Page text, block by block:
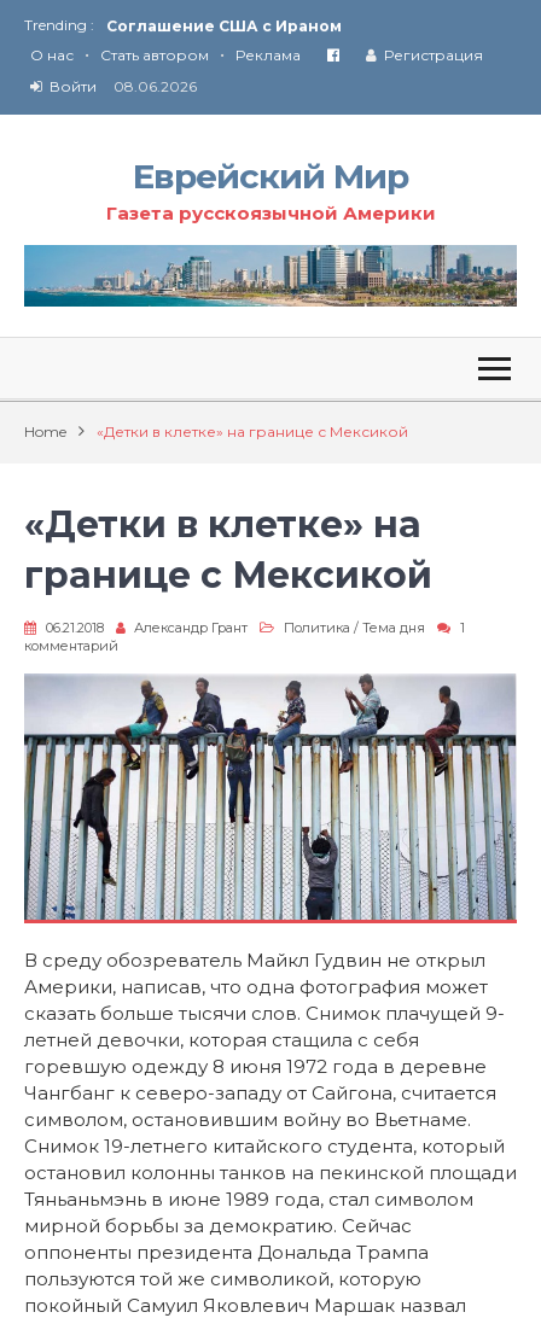
Trending :
Соглашение США с Ираном
Технология Революции в Иране
О нас • Стать автором • Реклама
Регистрация
Войти
08.06.2026
Еврейский Мир
Газета русскоязычной Америки
Home «Детки в клетке» на границе с Мексикой
«Детки в клетке» на
границе с Мексикой
06.21.2018 Александр Грант Политика / Тема дня
1
комментарий
«Детки
клетке»
на
границе
с
Мексикой
В среду обозреватель Майкл Гудвин не открыл
Америки, написав, что одна фотография может
сказать больше тысячи слов. Снимок плачущей 9-
летней девочки, которая стащила с себя
горевшую одежду 8 июня 1972 года в деревне
Чангбанг к северо-западу от Сайгона, считается
символом, остановившим войну во Вьетнаме.
Снимок 19-летнего китайского студента, который
остановил колонны танков на пекинской площади
Тяньаньмэнь в июне 1989 года, стал символом
мирной борьбы за демократию. Сейчас
оппоненты президента Дональда Трампа
пользуются той же символикой, которую
покойный Самуил Яковлевич Маршак назвал